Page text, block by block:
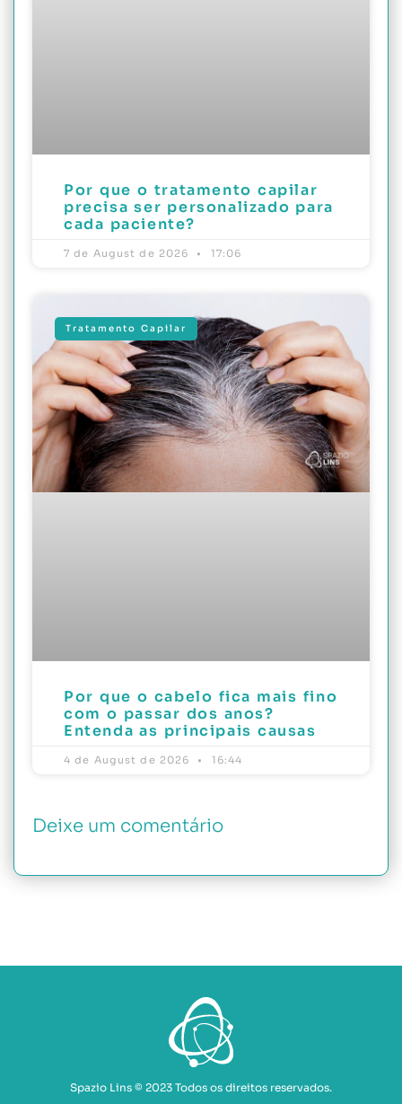
Por que o tratamento capilar
precisa ser personalizado para
cada paciente?
7 de August de 2026 17:06
Tratamento Capilar
Por que o cabelo fica mais fino
com o passar dos anos?
Entenda as principais causas
4 de August de 2026 16:44
Deixe um comentário
Spazio Lins © 2023 Todos os direitos reservados.